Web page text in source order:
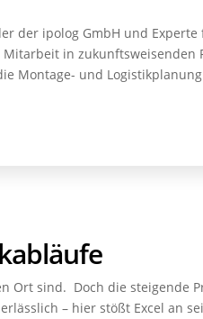
der ipolog GmbH und
in zukunftsweisenden
Montage- und
Ort sind. Doch die steigende
– hier stößt Excel an